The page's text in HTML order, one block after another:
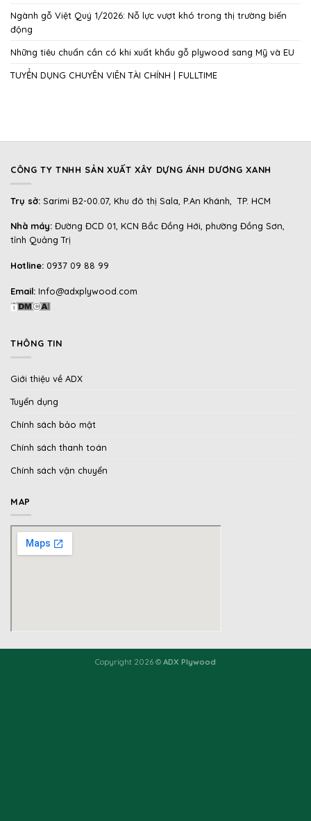
Ngành gỗ Việt Quý 1/2026: Nỗ lực vượt khó trong thị trường biến
động
Những tiêu chuẩn cần có khi xuất khẩu gỗ plywood sang Mỹ và EU
TUYỂN DỤNG CHUYÊN VIÊN TÀI CHÍNH | FULLTIME
CÔNG TY TNHH SẢN XUẤT XÂY DỰNG ÁNH DƯƠNG XANH
Trụ sở: Sarimi B2-00.07, Khu đô thị Sala, P.An Khánh, TP. HCM
Nhà máy: Đường ĐCD 01, KCN Bắc Đồng Hới, phường Đồng Sơn,
tỉnh Quảng Trị
Hotline: 0937 09 88 99
Email: Info@adxplywood.com
THÔNG TIN
Giới thiệu về ADX
Tuyển dụng
Chính sách bảo mật
Chính sách thanh toán
Chính sách vận chuyển
MAP
Copyright 2026 © ADX Plywood